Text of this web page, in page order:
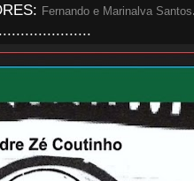
Fernando e Marinalva Santos